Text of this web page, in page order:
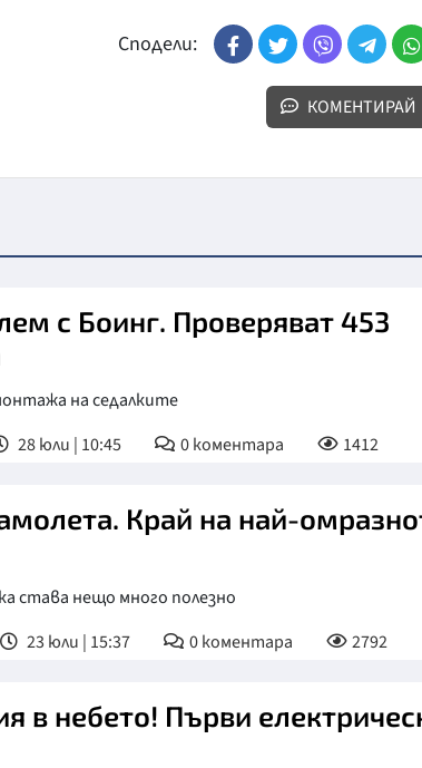
Сподели:
КОМЕНТИРАЙ
с Боинг. Проверяват 453
на седалките
28 юли | 10:45 0коментара 1412
Край на най-
става нещо много полезно
23 юли | 15:37 0коментара 2792
в небето! Първи